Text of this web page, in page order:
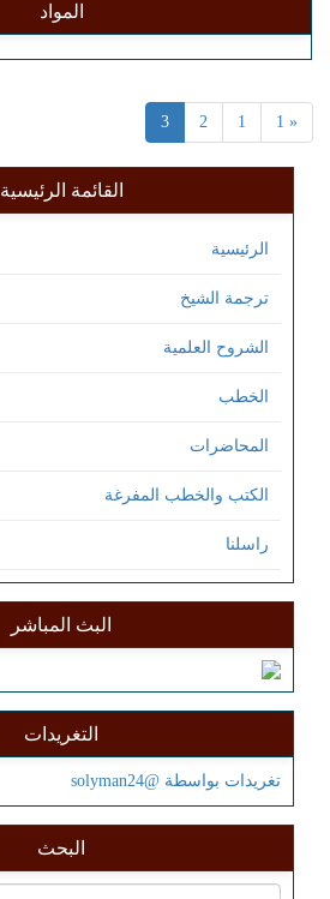
المواد
« 1
1
2
3
القائمة الرئيسية
الرئيسية
ترجمة الشيخ
الشروح العلمية
الخطب
المحاضرات
الكتب والخطب المفرغة
راسلنا
البث المباشر
التغريدات
تغريدات بواسطة @solyman24
البحث